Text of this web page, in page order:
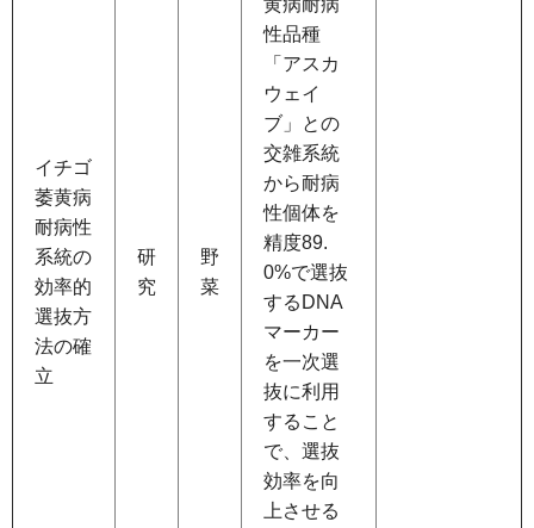
イチゴ
萎黄病
耐病性
系統の
効率的
選抜方
法の確
立
研
究
野
菜
黄病耐病
性品種
「アスカ
ウェイ
ブ」との
交雑系統
から耐病
性個体を
精度89.
0%で選抜
するDNA
マーカー
を一次選
抜に利用
すること
で、選抜
効率を向
上させる